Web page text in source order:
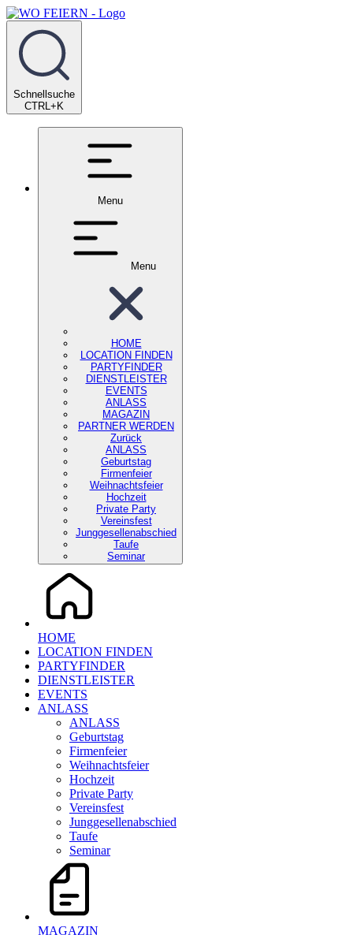
Schnellsuche
CTRL+K
Menu
Menu
HOME
LOCATION FINDEN
PARTYFINDER
DIENSTLEISTER
EVENTS
ANLASS
MAGAZIN
PARTNER WERDEN
Zurück
ANLASS
Geburtstag
Firmenfeier
Weihnachtsfeier
Hochzeit
Private Party
Vereinsfest
Junggesellenabschied
Taufe
Seminar
HOME
LOCATION FINDEN
PARTYFINDER
DIENSTLEISTER
EVENTS
ANLASS
ANLASS
Geburtstag
Firmenfeier
Weihnachtsfeier
Hochzeit
Private Party
Vereinsfest
Junggesellenabschied
Taufe
Seminar
MAGAZIN